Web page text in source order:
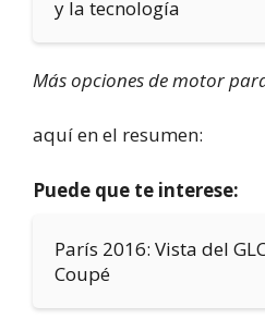
y la tecnología
Más opciones de motor
aquí en el resumen:
Puede que te interese:
París 2016: Vista del
Coupé